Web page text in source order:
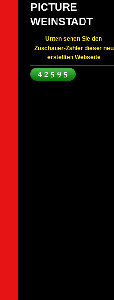
PICTURE
WEINSTADT
Unten sehen Sie den
Zuschauer-Zähler dieser neu
erstellten Webseite